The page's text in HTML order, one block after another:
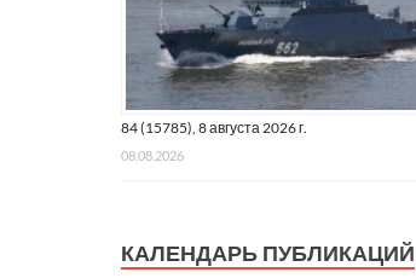
84 (15785), 8 августа 2026 г.
08.08.2026
КАЛЕНДАРЬ ПУБЛИКАЦИЙ